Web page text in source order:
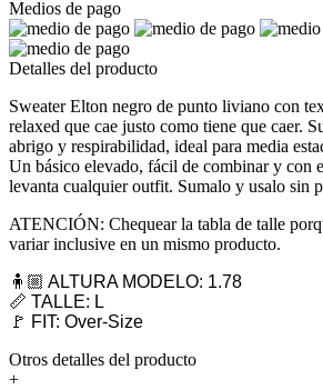
Medios de pago
Detalles del producto
Sweater Elton negro de punto liviano con
relaxed que cae justo como tiene que caer.
abrigo y respirabilidad, ideal para media
Un básico elevado, fácil de combinar y con
levanta cualquier outfit. Sumalo y usalo sin
ATENCIÓN: Chequear la tabla de talle
variar inclusive en un mismo producto.
🧍🏼 ALTURA MODELO: 1.78
📏 TALLE: L
🚩 FIT: Over-Size
Otros detalles del producto
+